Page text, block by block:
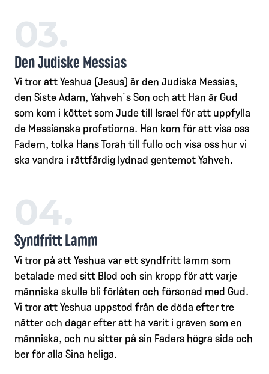
03.
Den Judiske Messias
Vi tror att Yeshua (Jesus) är den Judiska Messias,
den Siste Adam, Yahveh´s Son och att Han är Gud
som kom i köttet som Jude till Israel för att uppfylla
de Messianska profetiorna. Han kom för att visa oss
Fadern, tolka Hans Torah till fullo och visa oss hur vi
ska vandra i rättfärdig lydnad gentemot Yahveh.
04.
Syndfritt Lamm
Vi tror på att Yeshua var ett syndfritt lamm som
betalade med sitt Blod och sin kropp för att varje
människa skulle bli förlåten och försonad med Gud.
Vi tror att Yeshua uppstod från de döda efter tre
nätter och dagar efter att ha varit i graven som en
människa, och nu sitter på sin Faders högra sida och
ber för alla Sina heliga.